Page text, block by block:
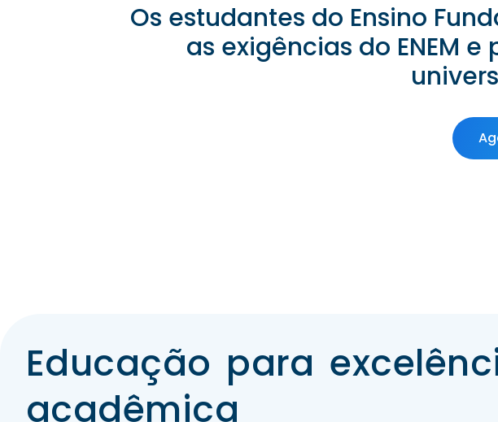
Os estudantes do Ensino
as exigências do ENEM
Educação para
acadêmica